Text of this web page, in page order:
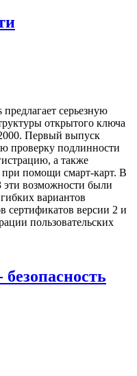
предлагает серьезную
открытого ключа
Первый выпуск
проверку подлинности
а также
помощи смарт-карт. В
эти возможности были
вариантов
сертификатов версии 2 и
пользовательских